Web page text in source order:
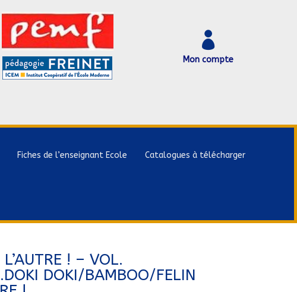

Mon compte
Fiches de l’enseignant Ecole Catalogues à télécharger
! – VOL.
DOKI/BAMBOO/FELIN